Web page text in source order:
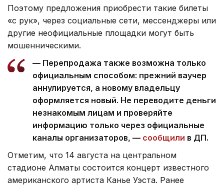
Поэтому предложения приобрести такие билеты
«с рук», через социальные сети, мессенджеры или
другие неофициальные площадки могут быть
мошенническими.
— Перепродажа также возможна только
официальным способом: прежний ваучер
аннулируется, а новому владельцу
оформляется новый. Не переводите деньги
незнакомым лицам и проверяйте
информацию только через официальные
каналы организаторов, — сообщили в ДП.
Отметим, что 14 августа на центральном
стадионе Алматы состоится концерт известного
американского артиста Канье Уэста. Ранее